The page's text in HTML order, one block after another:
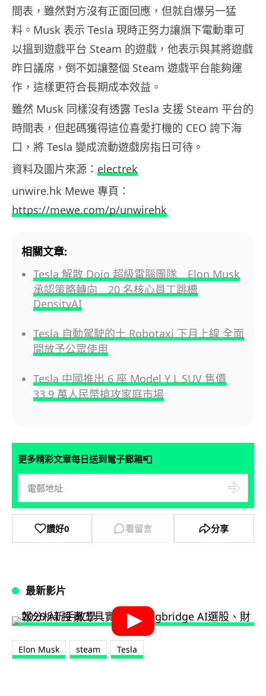
間表，雖然對方沒有正面回應，但就自爆另一猛
料。Musk 表示 Tesla 現時正努力讓旗下電動車可
以搵到遊戲平台 Steam 的遊戲，他表示與其將遊戲
昨日議席，倒不如讓整個 Steam 遊戲平台能夠運
作，這樣更符合長期成本效益。
雖然 Musk 同樣沒有透露 Tesla 支援 Steam 平台的
時間表，但起碼獲得這位喜愛打機的 CEO 誇下海
口，將 Tesla 變成流動遊戲房指日可待。
資料及圖片來源： electrek
unwire.hk Mewe 專頁：
https://mewe.com/p/unwirehk
相關文章:
Tesla 解散 Dojo 超級電腦團隊 Elon Musk
承認策略轉向 20 名核心員工跳槽
DensityAI
Tesla 自動駕駛的士 Robotaxi 下月上線 全面
開放予公眾使用
Tesla 中國推出 6 座 Model Y L SUV 售價
33.9 萬人民幣搶攻家庭市場
更多精彩文章每日送到電子郵箱📮
讚好0 看留言 分享
最新影片
Elon Musk steam Tesla